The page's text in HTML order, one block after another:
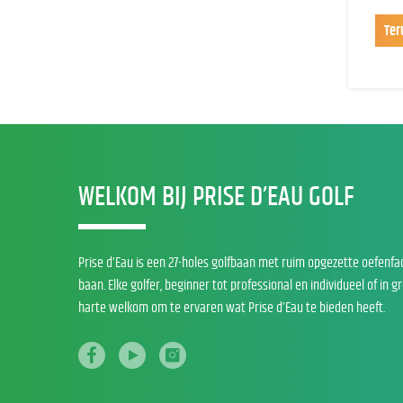
WELKOM BIJ PRISE D’EAU GOLF
Prise d’Eau is een 27-holes golfbaan met ruim opgezette
baan. Elke golfer, beginner tot professional en individueel of in
harte welkom om te ervaren wat Prise d’Eau te bieden heeft.